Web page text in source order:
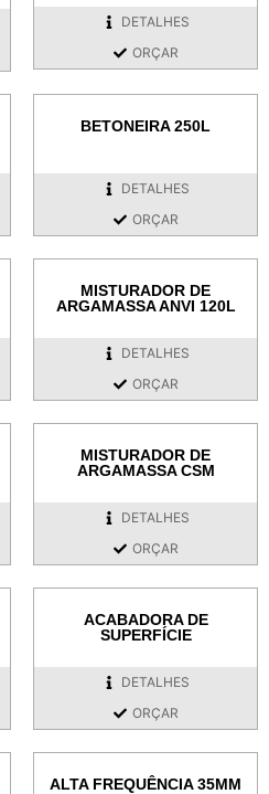
DETALHES
ORÇAR
BETONEIRA 250L
DETALHES
ORÇAR
MISTURADOR DE
ARGAMASSA ANVI 120L
DETALHES
ORÇAR
MISTURADOR DE
ARGAMASSA CSM
DETALHES
ORÇAR
ACABADORA DE
SUPERFÍCIE
DETALHES
ORÇAR
ALTA FREQUÊNCIA 35MM